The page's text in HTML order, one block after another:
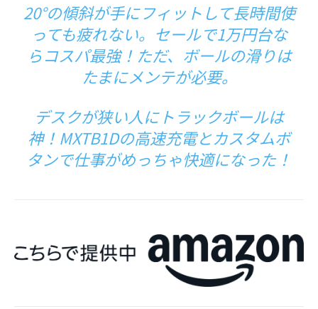
20°の傾斜が手にフィットして長時間使
っても疲れない。セールで1万円台な
らコスパ最強！ただ、ボールの滑りは
たまにメンテが必要。
デスクが狭い人にトラックボールは
神！MXTB1Dの高速充電とカスタムボ
タンで仕事がめっちゃ快適になった！